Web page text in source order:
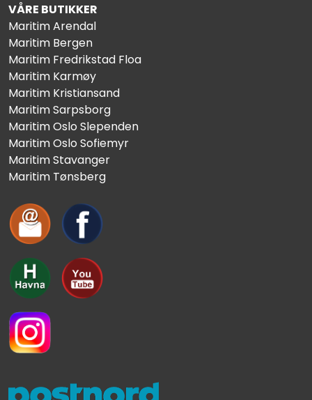
VÅRE BUTIKKER
Maritim Arendal
Maritim Bergen
Maritim Fredrikstad Floa
Maritim Karmøy
Maritim Kristiansand
Maritim Sarpsborg
Maritim Oslo Slependen
Maritim Oslo Sofiemyr
Maritim Stavanger
Maritim Tønsberg